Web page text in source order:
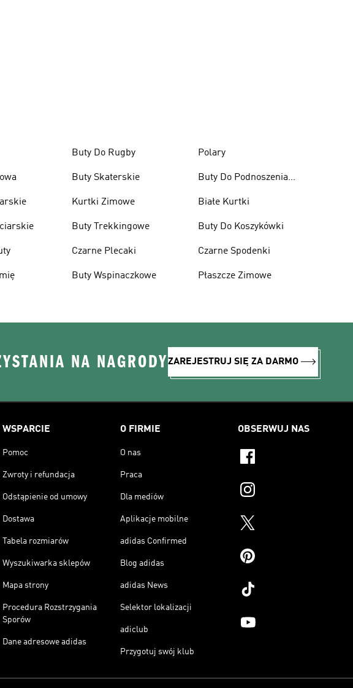
Buty Do Rugby
Buty Skaterskie
Kurtki Zimowe
Buty Trekkingowe
Czarne Plecaki
Buty Wspinaczkowe
Polary
Buty Do Podnoszenia
Białe Kurtki
Buty Do Koszykówki
Czarne Spodenki
Płaszcze Zimowe
NA NAGRODYZAREJESTRUJ SIĘ ZA DARMO
WSPARCIE
Pomoc
Zwroty i refundacja
Odstąpienie od umowy
Dostawa
Tabela rozmiarów
Wyszukiwarka sklepów
Mapa strony
Procedura Rozstrzygania
Sporów
Dane adresowe adidas
O FIRMIE
O nas
Praca
Dla mediów
Aplikacje mobilne
adidas Confirmed
Blog adidas
adidas News
Selektor lokalizacji
adiclub
Przygotuj swój klub
OBSERWUJ NAS